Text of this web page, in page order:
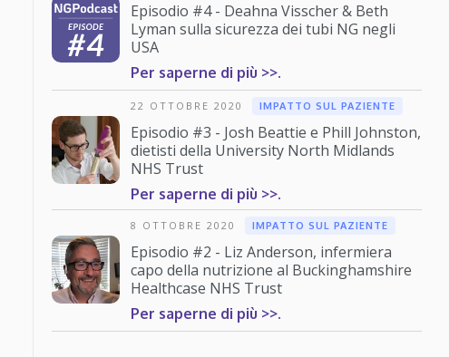
Episodio #4 - Deahna Visscher & Beth
Lyman sulla sicurezza dei tubi NG negli
USA
Per saperne di più >>.
22 OTTOBRE 2020 IMPATTO SUL PAZIENTE
Episodio #3 - Josh Beattie e Phill Johnston,
dietisti della University North Midlands
NHS Trust
Per saperne di più >>.
8 OTTOBRE 2020 IMPATTO SUL PAZIENTE
Episodio #2 - Liz Anderson, infermiera
capo della nutrizione al Buckinghamshire
Healthcase NHS Trust
Per saperne di più >>.